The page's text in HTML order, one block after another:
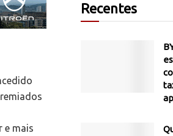
e mais
Recentes